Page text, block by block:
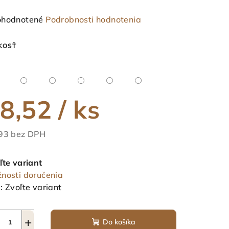
Podrobnosti hodnotenia
/ ks
bez DPH
variant
doručenia
Zvoľte variant
+ Do košíka